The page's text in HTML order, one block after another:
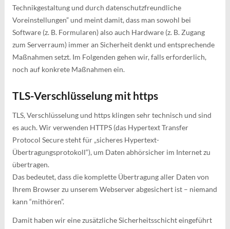
Technikgestaltung und durch datenschutzfreundliche
Voreinstellungen” und meint damit, dass man sowohl bei
Software (z. B. Formularen) also auch Hardware (z. B. Zugang
zum Serverraum) immer an Sicherheit denkt und entsprechende
Maßnahmen setzt. Im Folgenden gehen wir, falls erforderlich,
noch auf konkrete Maßnahmen ein.
TLS-Verschlüsselung mit https
TLS, Verschlüsselung und https klingen sehr technisch und sind
es auch. Wir verwenden HTTPS (das Hypertext Transfer
Protocol Secure steht für „sicheres Hypertext-
Übertragungsprotokoll“), um Daten abhörsicher im Internet zu
übertragen.
Das bedeutet, dass die komplette Übertragung aller Daten von
Ihrem Browser zu unserem Webserver abgesichert ist – niemand
kann “mithören”.
Damit haben wir eine zusätzliche Sicherheitsschicht eingeführt